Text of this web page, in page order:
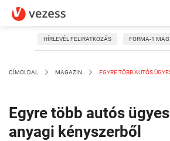
HÍRLEVÉL FELIRATKOZÁS FORMA-1
CÍMOLDAL MAGAZIN EGYRE TÖBB AUTÓS
Egyre több autós
anyagi kényszerből